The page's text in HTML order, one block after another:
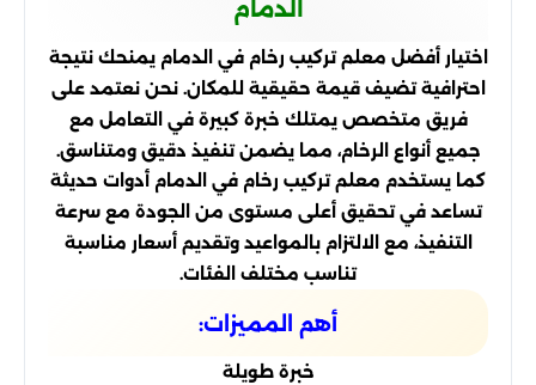
الدمام
اختيار أفضل معلم تركيب رخام في الدمام يمنحك نتيجة
احترافية تضيف قيمة حقيقية للمكان. نحن نعتمد على
فريق متخصص يمتلك خبرة كبيرة في التعامل مع
جميع أنواع الرخام، مما يضمن تنفيذ دقيق ومتناسق.
كما يستخدم معلم تركيب رخام في الدمام أدوات حديثة
تساعد في تحقيق أعلى مستوى من الجودة مع سرعة
التنفيذ، مع الالتزام بالمواعيد وتقديم أسعار مناسبة
تناسب مختلف الفئات.
أهم المميزات:
خبرة طويلة